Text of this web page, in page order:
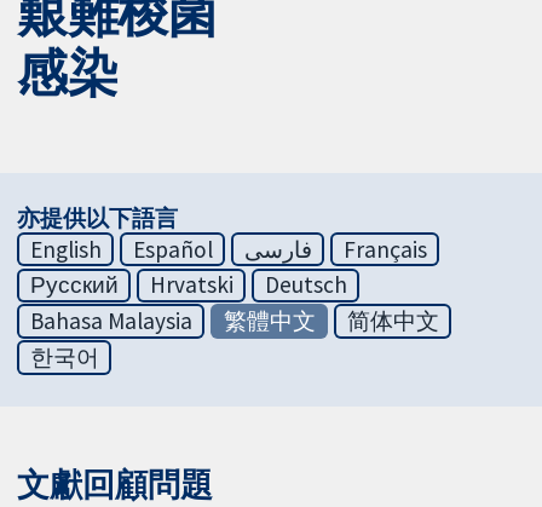
艱難梭菌
感染
亦提供以下語言
English
Español فارسی
Français
Русский
Hrvatski
Deutsch
Bahasa Malaysia
繁體中文
简体中文
한국어
文獻回顧問題